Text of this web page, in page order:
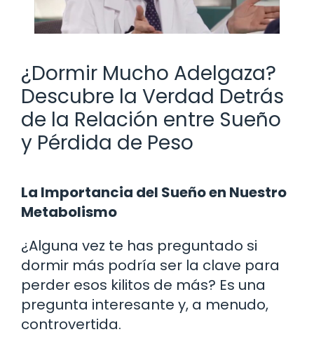
¿Dormir Mucho Adelgaza?
Descubre la Verdad Detrás
de la Relación entre Sueño
y Pérdida de Peso
La Importancia del Sueño en Nuestro
Metabolismo
¿Alguna vez te has preguntado si
dormir más podría ser la clave para
perder esos kilitos de más? Es una
pregunta interesante y, a menudo,
controvertida.